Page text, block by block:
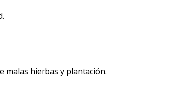
malas hierbas y plantación.